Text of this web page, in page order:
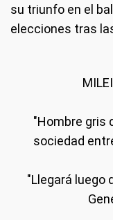
su triunfo en el
elecciones tras
"Hombre gris
sociedad
"Llegará luego